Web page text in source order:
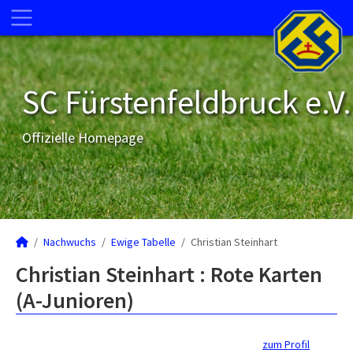
SC Fürstenfeldbruck e.V.
Offizielle Homepage
Nachwuchs Ewige Tabelle Christian Steinhart
Christian Steinhart : Rote Karten
(A-Junioren)
zum Profil